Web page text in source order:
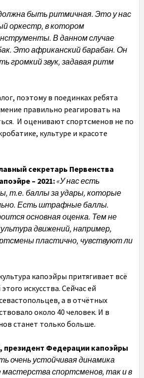
быть ритмичная. Это у нас
оркестр, в котором
В данном случае
Это африканский барабан. Он
громкий звук, задавая ритм
поэтому в поединках ребята
правильно реагировать на
И оценивают спортсменов не по
культуре и красоте
секретарь Первенства
– 2021:«У нас есть
т.е. баллы за удары, которые
Есть штрафные баллы.
основная оценка. Тем не
движений, например,
пластично, чувствуют ли
капоэйры притягивает всё
искусства. Сейчас ей
а в отчётных
около 40 человек. И в
станет только больше.
президент Федерации капоэйры
очень устойчивая динамика
мастерства спортсменов, так и в